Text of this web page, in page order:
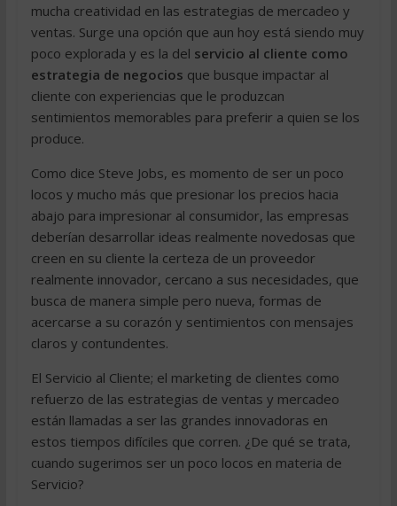
mucha creatividad en las estrategias de mercadeo y
ventas. Surge una opción que aun hoy está siendo muy
poco explorada y es la del servicio al cliente como
estrategia de negocios que busque impactar al
cliente con experiencias que le produzcan
sentimientos memorables para preferir a quien se los
produce.
Como dice Steve Jobs, es momento de ser un poco
locos y mucho más que presionar los precios hacia
abajo para impresionar al consumidor, las empresas
deberían desarrollar ideas realmente novedosas que
creen en su cliente la certeza de un proveedor
realmente innovador, cercano a sus necesidades, que
busca de manera simple pero nueva, formas de
acercarse a su corazón y sentimientos con mensajes
claros y contundentes.
El Servicio al Cliente; el marketing de clientes como
refuerzo de las estrategias de ventas y mercadeo
están llamadas a ser las grandes innovadoras en
estos tiempos difíciles que corren. ¿De qué se trata,
cuando sugerimos ser un poco locos en materia de
Servicio?